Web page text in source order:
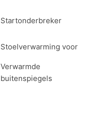
Startonderbreker
Stoelverwarming voor
Verwarmde
buitenspiegels